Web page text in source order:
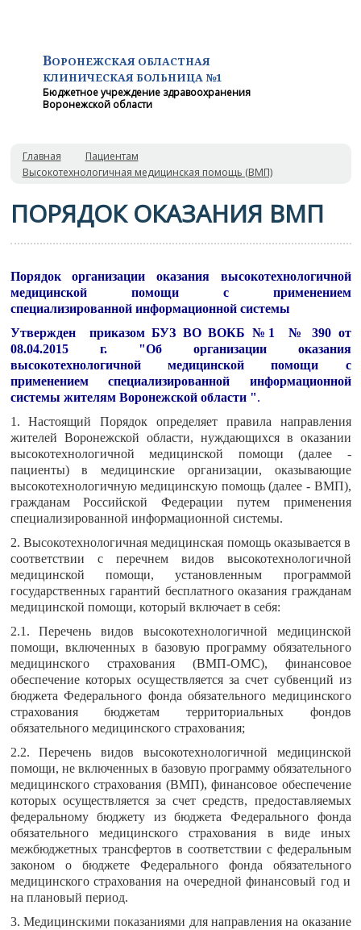
ВОРОНЕЖСКАЯ ОБЛАСТНАЯ
КЛИНИЧЕСКАЯ БОЛЬНИЦА №1
Бюджетное учреждение здравоохранения
Воронежской области
Главная
Пациентам
Высокотехнологичная медицинская помощь (ВМП)
ПОРЯДОК ОКАЗАНИЯ ВМП
Порядок организации оказания высокотехнологичной
медицинской помощи с применением
специализированной информационной системы
Утвержден приказом БУЗ ВО ВОКБ №1 № 390 от
08.04.2015 г. "Об организации оказания
высокотехнологичной медицинской помощи с
применением специализированной информационной
системы жителям Воронежской области ".
1. Настоящий Порядок определяет правила направления
жителей Воронежской области, нуждающихся в оказании
высокотехнологичной медицинской помощи (далее -
пациенты) в медицинские организации, оказывающие
высокотехнологичную медицинскую помощь (далее - ВМП),
гражданам Российской Федерации путем применения
специализированной информационной системы.
2. Высокотехнологичная медицинская помощь оказывается в
соответствии с перечнем видов высокотехнологичной
медицинской помощи, установленным программой
государственных гарантий бесплатного оказания гражданам
медицинской помощи, который включает в себя:
2.1. Перечень видов высокотехнологичной медицинской
помощи, включенных в базовую программу обязательного
медицинского страхования (ВМП-ОМС), финансовое
обеспечение которых осуществляется за счет субвенций из
бюджета Федерального фонда обязательного медицинского
страхования бюджетам территориальных фондов
обязательного медицинского страхования;
2.2. Перечень видов высокотехнологичной медицинской
помощи, не включенных в базовую программу обязательного
медицинского страхования (ВМП), финансовое обеспечение
которых осуществляется за счет средств, предоставляемых
федеральному бюджету из бюджета Федерального фонда
обязательного медицинского страхования в виде иных
межбюджетных трансфертов в соответствии с федеральным
законом о бюджете Федерального фонда обязательного
медицинского страхования на очередной финансовый год и
на плановый период.
3. Медицинскими показаниями для направления на оказание